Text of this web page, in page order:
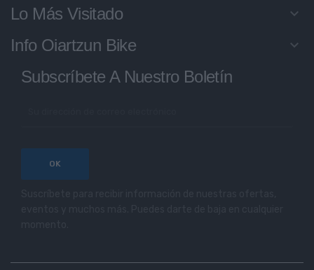
Lo Más Visitado keyboard_arrow_down
Info Oiartzun Bike keyboard_arrow_down
Subscríbete A Nuestro Boletín